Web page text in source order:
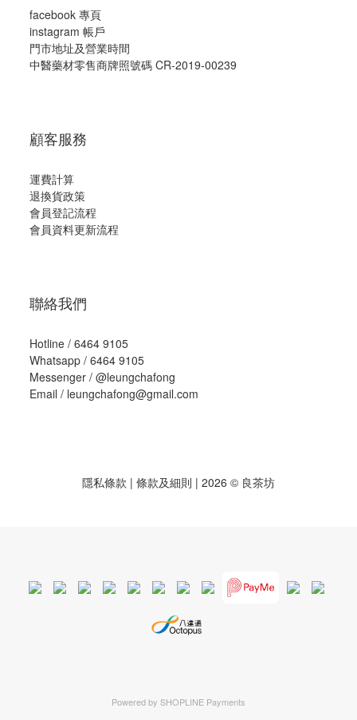
facebook 專頁
instagram 帳戶
門市地址及營業時間
中醫藥材零售商牌照號碼 CR-2019-00239
顧客服務
運費計算
退換貨政策
會員登記流程
會員資料更新流程
聯絡我們
Hotline / 6464 9105
Whatsapp / 6464 9105
Messenger / @leungchafong
Email / leungchafong@gmail.com
隱私條款 | 條款及細則 | 2026 © 良茶坊
Powered by SHOPLINE Payments